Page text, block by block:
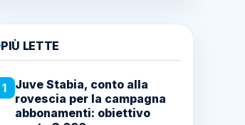
PIÙ LETTE
1
Juve Stabia, conto alla
rovescia per la campagna
abbonamenti: obiettivo